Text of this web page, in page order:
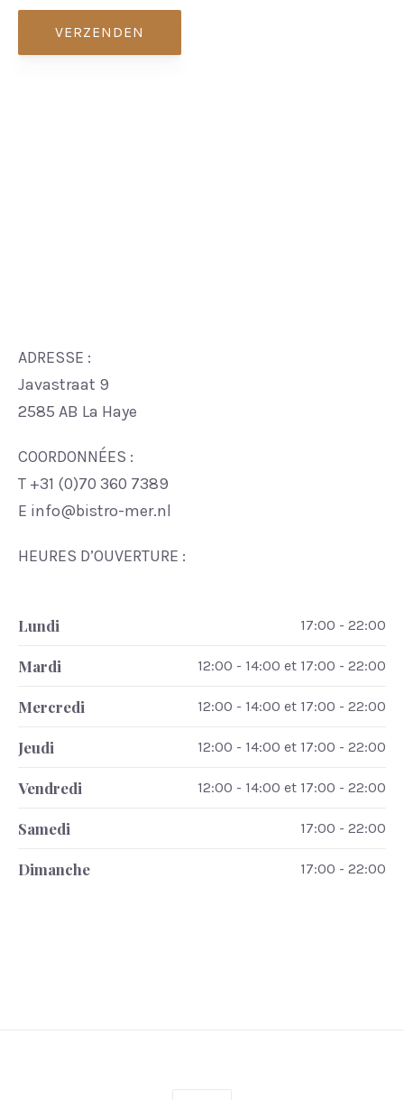
VERZENDEN
ADRESSE :
Javastraat 9
2585 AB La Haye
COORDONNÉES :
T +31 (0)70 360 7389
E info@bistro-mer.nl
HEURES D’OUVERTURE :
Lundi 17:00 - 22:00
Mardi 12:00 - 14:00 et 17:00 - 22:00
Mercredi 12:00 - 14:00 et 17:00 - 22:00
Jeudi 12:00 - 14:00 et 17:00 - 22:00
Vendredi 12:00 - 14:00 et 17:00 - 22:00
Samedi 17:00 - 22:00
Dimanche 17:00 - 22:00
PREVIOUS